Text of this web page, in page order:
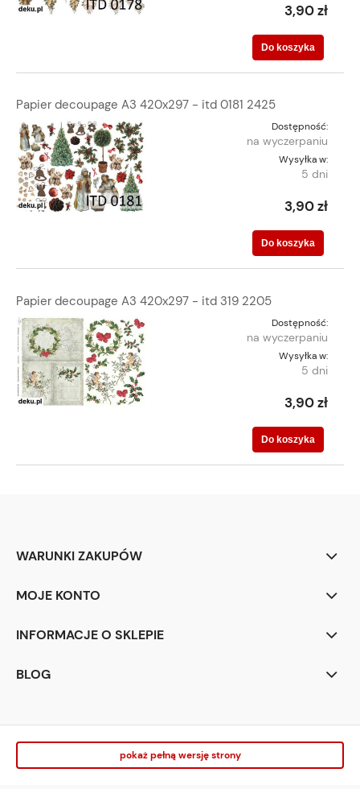
3,90 zł
Do koszyka
Papier decoupage A3 420x297 - itd 0181 2425
Dostępność:
na wyczerpaniu
Wysyłka w:
5 dni
3,90 zł
Do koszyka
Papier decoupage A3 420x297 - itd 319 2205
Dostępność:
na wyczerpaniu
Wysyłka w:
5 dni
3,90 zł
Do koszyka
WARUNKI ZAKUPÓW
MOJE KONTO
INFORMACJE O SKLEPIE
BLOG
pokaż pełną wersję strony